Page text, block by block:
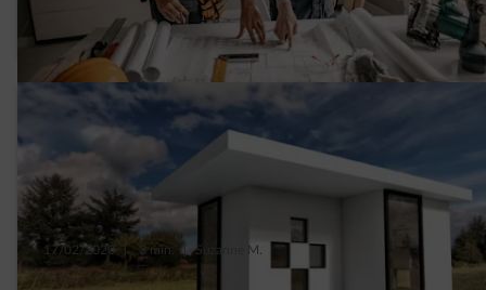
renovatie
17/02/2020 3 min. Suzanne M.
Wonen in een tiny house van 20m²